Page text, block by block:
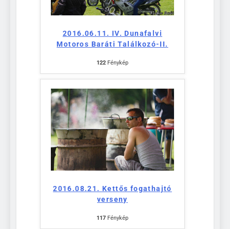
2016.06.11. IV. Dunafalvi
Motoros Baráti Találkozó-II.
122 Fénykép
2016.08.21. Kettős fogathajtó
verseny
117 Fénykép